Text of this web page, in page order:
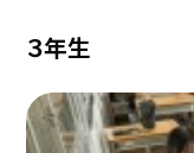
３年生